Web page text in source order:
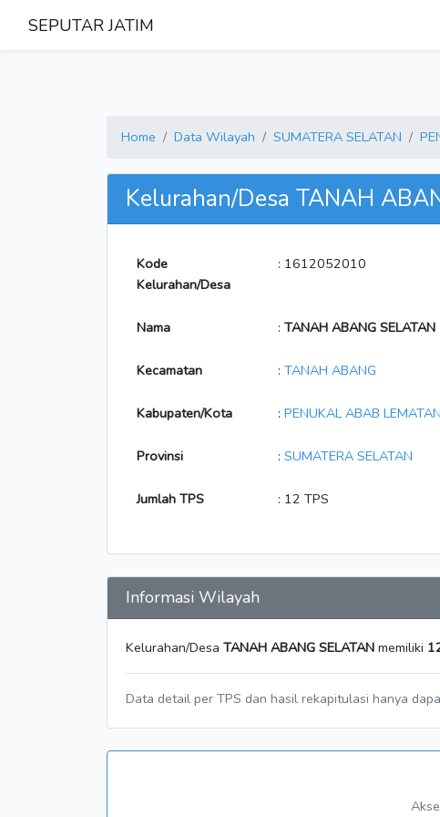
SEPUTAR JATIM
Home Data Wilayah SUMATERA SELATAN
Kelurahan/Desa TANAH
Kode
Kelurahan/Desa
: 1612052010
Nama : TANAH ABANG SELATAN
Kecamatan : TANAH ABANG
Kabupaten/Kota : PENUKAL ABAB
Provinsi : SUMATERA SELATAN
Jumlah TPS : 12 TPS
Informasi Wilayah
Kelurahan/Desa TANAH ABANG SELATAN memiliki
Data detail per TPS dan hasil rekapitulasi hanya